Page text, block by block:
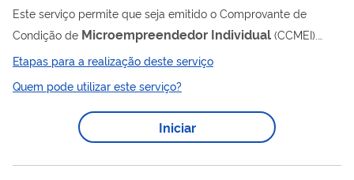
Este serviço permite que seja emitido o Comprovante de
Condição de Microempreendedor Individual (CCMEI).
Este documento certifica a condição atual do MEI. O CCMEI
comprova: - a inscrição do MEI no CNPJ e na Junta Comercial
do Estado, além da dispensa de alvará e licença de
Etapas para a realização deste serviço
Quem pode utilizar este serviço?
Iniciar